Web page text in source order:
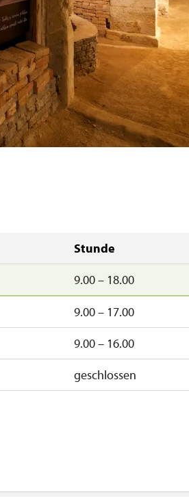
Stunde
9.00 – 18.00
9.00 – 17.00
9.00 – 16.00
geschlossen